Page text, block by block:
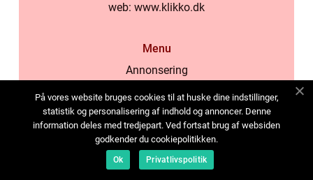
web: www.klikko.dk
Menu
Annonsering
Cookies
Kontakta oss
Sitemap
På vores website bruges cookies til at huske dine indstillinger,
statistik og personalisering af indhold og annoncer. Denne
information deles med tredjepart. Ved fortsat brug af websiden
godkender du cookiepolitikken.
Ok Privatlivspolitik